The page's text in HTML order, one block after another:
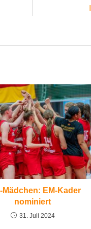
Mädchen: EM-Kader
nominiert
31. Juli 2024